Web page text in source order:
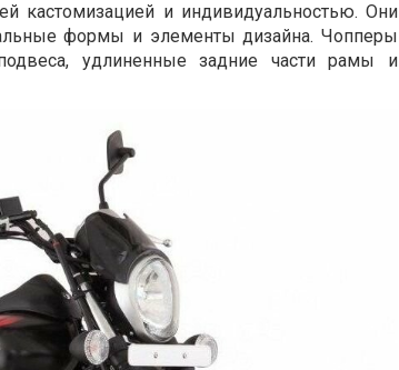
кастомизацией и индивидуальностью. Они
формы и элементы дизайна. Чопперы
удлиненные задние части рамы и